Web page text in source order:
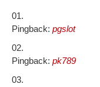
Pingback: pgslot
Pingback: pk789